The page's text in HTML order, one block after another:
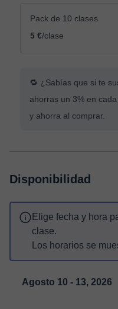
Pack de 10 clases
5 €/clase
🔁 ¿Sabías que si te
ahorras un 3% en
y ahorra al comprar.
Disponibilidad
Elige fecha y hora
clase.
Los horarios se
Agosto 10 - 13, 2026